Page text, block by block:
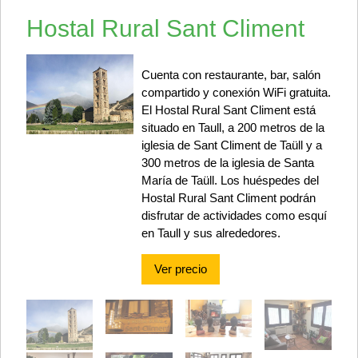
Hostal Rural Sant Climent
Cuenta con restaurante, bar, salón
compartido y conexión WiFi gratuita.
El Hostal Rural Sant Climent está
situado en Taull, a 200 metros de la
iglesia de Sant Climent de Taüll y a
300 metros de la iglesia de Santa
María de Taüll. Los huéspedes del
Hostal Rural Sant Climent podrán
disfrutar de actividades como esquí
en Taull y sus alrededores.
Ver precio